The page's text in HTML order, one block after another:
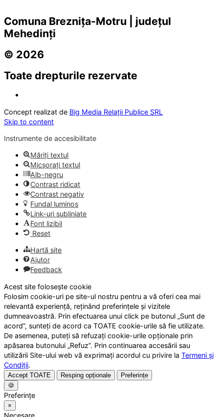
Comuna Breznița-Motru | județul
Mehedinți
© 2026
Toate drepturile rezervate
Concept realizat de Big Media Relații Publice SRL
Skip to content
Instrumente de accesibilitate
Măriți textul
Micșorați textul
Alb-negru
Contrast ridicat
Contrast negativ
Fundal luminos
Link-uri subliniate
Font lizibil
Reset
Hartă site
Ajutor
Feedback
Acest site folosește cookie
Folosim cookie-uri pe site-ul nostru pentru a vă oferi cea mai
relevantă experiență, reținând preferințele și vizitele
dumneavoastră. Prin efectuarea unui click pe butonul „Sunt de
acord”, sunteți de acord ca TOATE cookie-urile să fie utilizate.
De asemenea, puteți să refuzați cookie-urile opționale prin
apăsarea butonului „Refuz”. Prin continuarea accesării sau
utilizării Site-ului web vă exprimați acordul cu privire la Termeni și
Condiții.
Accept TOATE Resping opționale
Preferințe
🍪
Preferințe
×
Necesare